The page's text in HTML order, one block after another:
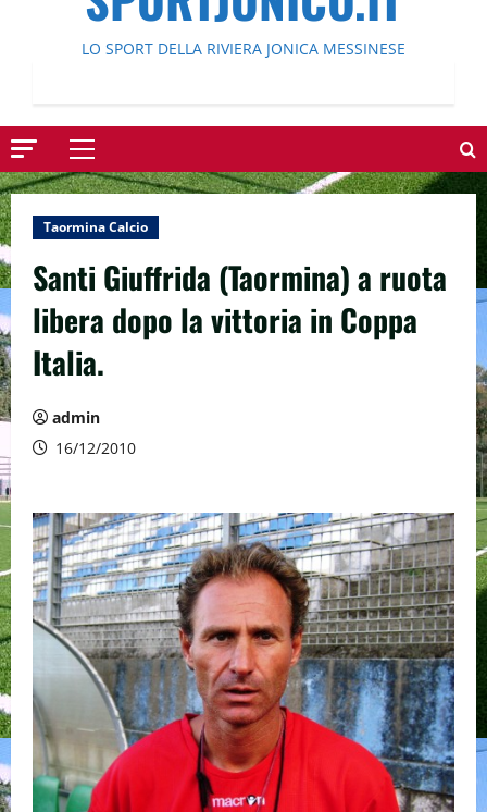
LO SPORT DELLA RIVIERA JONICA MESSINESE
Menu
principale
Taormina Calcio
Santi Giuffrida (Taormina) a ruota
libera dopo la vittoria in Coppa
Italia.
admin
16/12/2010